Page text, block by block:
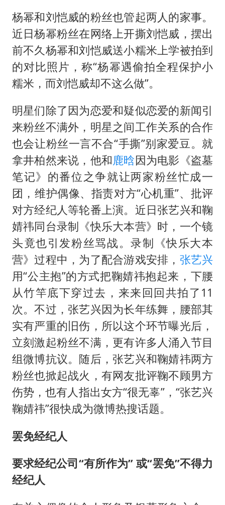
杨幂和刘恺威的粉丝也管起两人的家事。
近日杨幂粉丝在网络上开撕刘恺威，摆出
前不久杨幂和刘恺威送小糯米上学被拍到
的对比照片，称“杨幂遇偷拍全程保护小
糯米，而刘恺威却不这么做”。
明星们除了因为恋爱和疑似恋爱的新闻引
来粉丝不满外，明星之间工作关系的合作
也会让粉丝一言不合“手撕”别家爱豆。就
拿井柏然来说，他和鹿晗因为电影《盗墓
笔记》的番位之争就让两家粉丝忙成一
团，维护偶像、指责对方“心机重”、批评
对方经纪人等轮番上演。近日张艺兴和鞠
婧祎同台录制《快乐大本营》时，一个镜
头竟也引发粉丝骂战。录制《快乐大本
营》过程中，为了配合游戏安排， 张艺兴
用“公主抱”的方式把鞠婧祎抱起来，下腰
从竹竿底下穿过去，来来回回共拍了11
次。不过，张艺兴因为长年练舞，腰部其
实有严重的旧伤，所以这个环节曝光后，
立刻激起粉丝不满，更有许多人涌入节目
组微博抗议。随后，张艺兴和鞠婧祎两方
粉丝也掀起战火，有网友批评鞠不顾男方
伤势，也有人指出女方“很无辜”，“张艺兴
鞠婧祎”很快成为微博热搜话题。
罢免经纪人
要求经纪公司“有所作为” 或“罢免”不得力
经纪人